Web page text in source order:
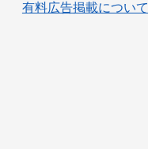
有料広告掲載について